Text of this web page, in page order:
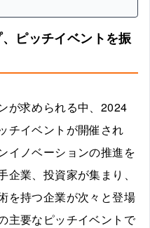
ピッチイベントを振
が求められる中、2024
チイベントが開催され
イノベーションの推進を
業、投資家が集まり、
を持つ企業が次々と登場
主要なピッチイベントで